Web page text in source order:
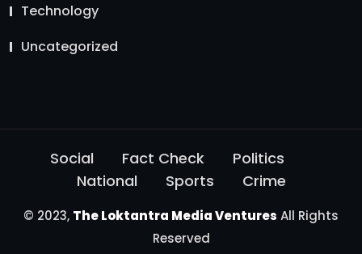
Technology
Uncategorized
Social Fact Check
Politics
National
Sports Crime
© 2023, The Loktantra Media Ventures All Rights
Reserved